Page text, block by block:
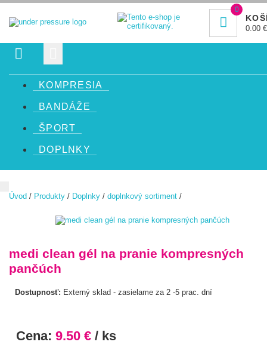
0
0.00 €
KOMPRESIA
BANDÁŽE
ŠPORT
DOPLNKY
Úvod / Produkty / Doplnky / doplnkový sortiment /
medi clean gél na pranie kompresných
pančúch
Dostupnosť: Externý sklad - zasielame za 2 -5 prac. dní
Cena: 9.50 € / ks